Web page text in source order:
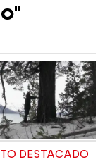
DESTACADO